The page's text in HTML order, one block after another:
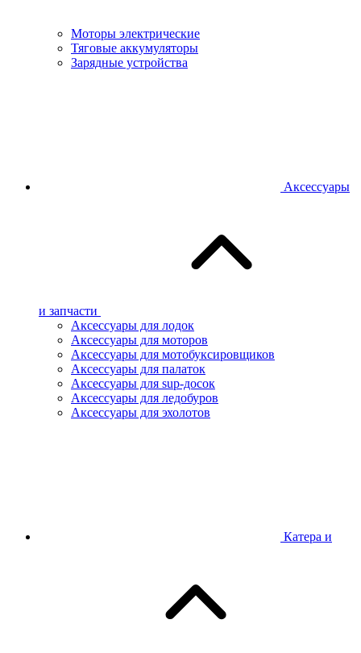
Моторы электрические
Тяговые аккумуляторы
Зарядные устройства
Аксессуары
и запчасти
Аксессуары для лодок
Аксессуары для моторов
Аксессуары для мотобуксировщиков
Аксессуары для палаток
Аксессуары для sup-досок
Аксессуары для ледобуров
Аксессуары для эхолотов
Катера и